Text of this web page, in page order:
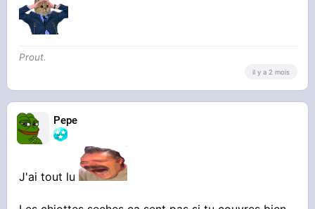
Prout.
il y a 2 mois
Pepe
J'ai tout lu